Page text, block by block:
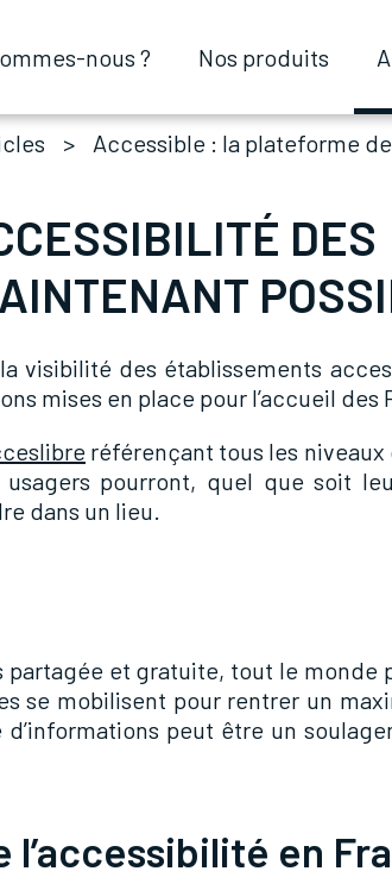
nous ? Nos produits
nous ? Nos produits
Accessible : la plateforme
DES
visibilité des établissements
mises en place pour l’accueil des
référençant tous les
pourront, quel que soit
dans un lieu.
et gratuite, tout le monde
se mobilisent pour rentrer un
peut être un
en